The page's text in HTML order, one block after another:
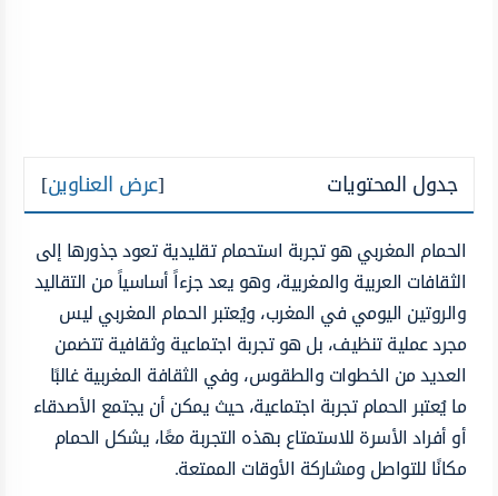
جدول المحتويات [عرض العناوين]
الحمام المغربي هو تجربة استحمام تقليدية تعود جذورها إلى
الثقافات العربية والمغربية، وهو يعد جزءاً أساسياً من التقاليد
والروتين اليومي في المغرب، ويُعتبر الحمام المغربي ليس
مجرد عملية تنظيف، بل هو تجربة اجتماعية وثقافية تتضمن
العديد من الخطوات والطقوس، وفي الثقافة المغربية غالبًا
ما يُعتبر الحمام تجربة اجتماعية، حيث يمكن أن يجتمع الأصدقاء
أو أفراد الأسرة للاستمتاع بهذه التجربة معًا، يشكل الحمام
مكانًا للتواصل ومشاركة الأوقات الممتعة.